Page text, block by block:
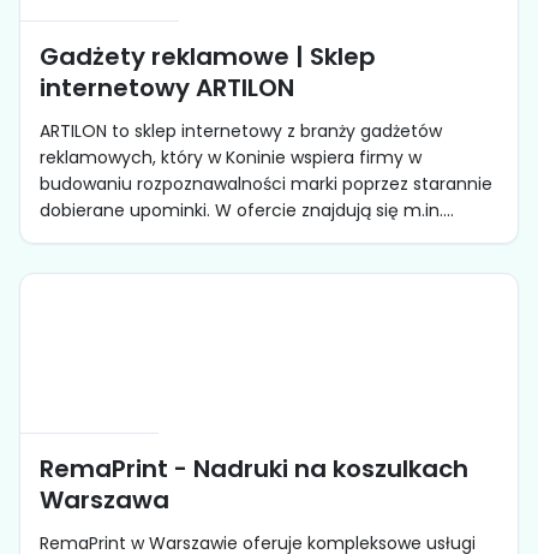
Gadżety reklamowe | Sklep
internetowy ARTILON
ARTILON to sklep internetowy z branży gadżetów
reklamowych, który w Koninie wspiera firmy w
budowaniu rozpoznawalności marki poprzez starannie
dobierane upominki. W ofercie znajdują się m.in....
RemaPrint - Nadruki na koszulkach
Warszawa
RemaPrint w Warszawie oferuje kompleksowe usługi